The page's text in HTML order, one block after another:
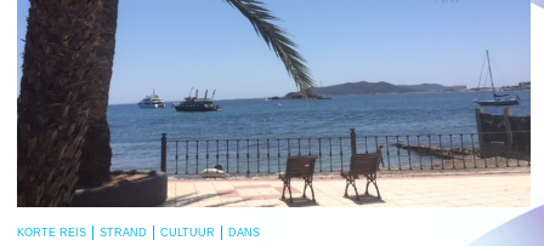
KORTE REIS STRAND CULTUUR DANS